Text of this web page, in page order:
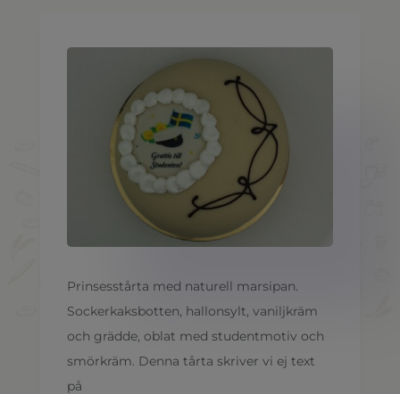
Prinsesstårta med naturell marsipan.
Sockerkaksbotten, hallonsylt, vaniljkräm
och grädde, oblat med studentmotiv och
smörkräm. Denna tårta skriver vi ej text
på